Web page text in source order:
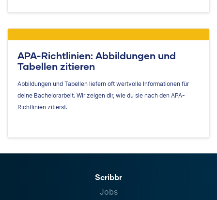
APA-Richtlinien: Abbildungen und
Tabellen zitieren
Abbildungen und Tabellen liefern oft wertvolle Informationen für
deine Bachelorarbeit. Wir zeigen dir, wie du sie nach den APA-
Richtlinien zitierst.
Scribbr
Jobs